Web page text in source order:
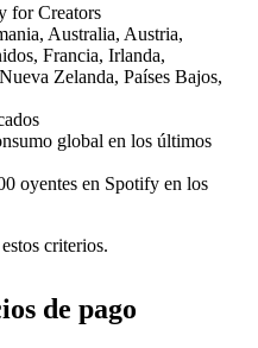
for Creators
Australia, Austria,
Francia, Irlanda,
Zelanda, Países Bajos,
global en los últimos
oyentes en Spotify en los
criterios.
de pago